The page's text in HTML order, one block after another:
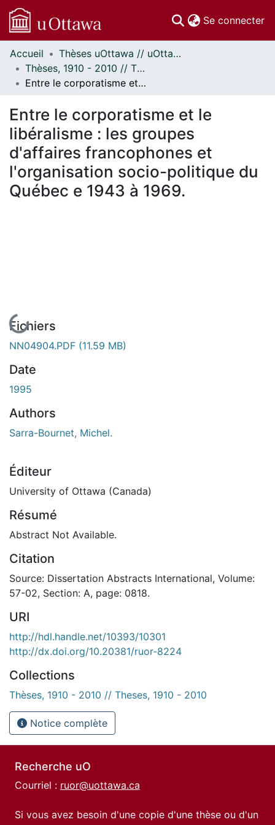
Se connecter
Communautés
et collections
Parcourir
À propos
Accueil
Thèses uOttawa // uOttawa Theses
Thèses, 1910 - 2010 // Theses, 1910 - 2010
Entre le corporatisme et le libéralisme : les groupes d'affaires francophones et l'organisation socio-politique du Québec e 1943 à 1969.
Entre le corporatisme et le
libéralisme : les groupes
d'affaires francophones et
l'organisation socio-politique du
Québec e 1943 à 1969.
En cours de chargement...
Fichiers
NN04904.PDF (11.59 MB)
Date
1995
Authors
Sarra-Bournet, Michel.
Éditeur
University of Ottawa (Canada)
Résumé
Abstract Not Available.
Citation
Source: Dissertation Abstracts International, Volume:
57-02, Section: A, page: 0818.
URI
http://hdl.handle.net/10393/10301
http://dx.doi.org/10.20381/ruor-8224
Collections
Thèses, 1910 - 2010 // Theses, 1910 - 2010
Notice complète
Recherche uO
Courriel : ruor@uottawa.ca
Si vous avez besoin d'une copie d'une thèse ou d'un